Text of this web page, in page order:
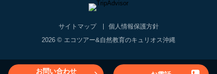
サイトマップ
個人情報保護方針
2026 © エコツアー&自然教育のキュリオス沖縄
お問い合わせ